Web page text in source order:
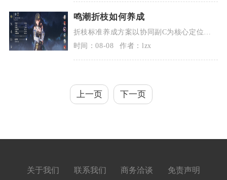
鸣潮折枝如何养成
折枝标准养成方案以协同副C为核心定位，
声骸首选轻云出月五件套，武器优先五星专
武琼...
时间：08-08 作者：lzx
上一页 下一页
关于我们 联系我们 商务洽谈 免责声明